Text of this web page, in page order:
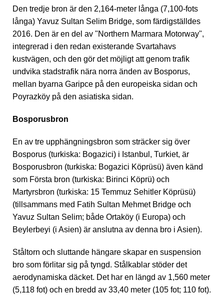
Den tredje bron är den 2,164-meter långa (7,100-fots
långa) Yavuz Sultan Selim Bridge, som färdigställdes
2016. Den är en del av "Northern Marmara Motorway",
integrerad i den redan existerande Svartahavs
kustvägen, och den gör det möjligt att genom trafik
undvika stadstrafik nära norra änden av Bosporus,
mellan byarna Garipce på den europeiska sidan och
Poyrazköy på den asiatiska sidan.
Bosporusbron
En av tre upphängningsbron som sträcker sig över
Bosporus (turkiska: Bogazici) i Istanbul, Turkiet, är
Bosporusbron (turkiska: Bogazici Köprüsü) även känd
som Första bron (turkiska: Birinci Köprü) och
Martyrsbron (turkiska: 15 Temmuz Sehitler Köprüsü)
(tillsammans med Fatih Sultan Mehmet Bridge och
Yavuz Sultan Selim; både Ortaköy (i Europa) och
Beylerbeyi (i Asien) är anslutna av denna bro i Asien).
Ståltorn och sluttande hängare skapar en suspension
bro som förlitar sig på tyngd. Stålkablar stöder det
aerodynamiska däcket. Det har en längd av 1,560 meter
(5,118 fot) och en bredd av 33,40 meter (105 fot; 110 fot).